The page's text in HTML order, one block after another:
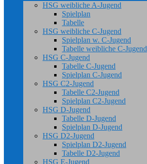
HSG weibliche A-Jugend
Spielplan
Tabelle
HSG weibliche C-Jugend
Spielplan w. C-Jugend
Tabelle weibliche C-Jugend
HSG C-Jugend
Tabelle C-Jugend
Spielplan C-Jugend
HSG C2-Jugend
Tabelle C2-Jugend
Spielplan C2-Jugend
HSG D-Jugend
Tabelle D-Jugend
Spielplan D-Jugend
HSG D2-Jugend
Spielplan D2-Jugend
Tabelle D2-Jugend
HSG E-Jugend